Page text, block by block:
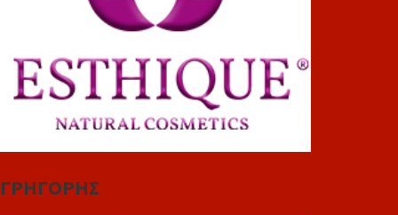
ΓΡΗΓΟΡΗΣ